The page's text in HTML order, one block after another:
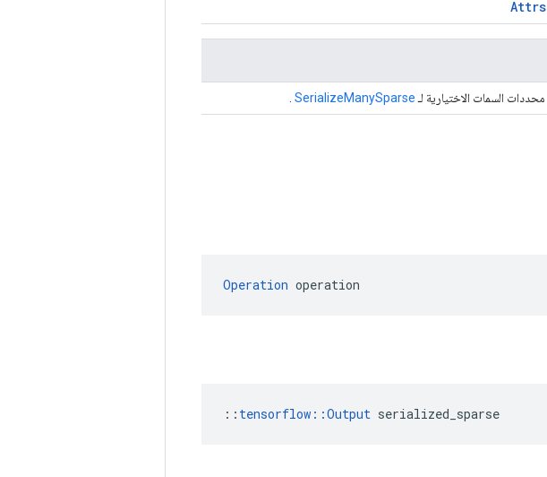
Attrs
محددات السمات الاختيارية لـ SerializeManySparse
Operation operation
:: tensorflow::Output serialized_sparse